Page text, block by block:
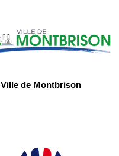
Ville de Montbrison